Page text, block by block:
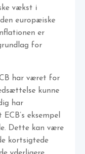
vækst i
europæiske
er
for
har været for
kunne
har
eksempel
Dette kan være
kortsigtede